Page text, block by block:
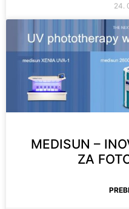
24.
MEDISUN –
ZA